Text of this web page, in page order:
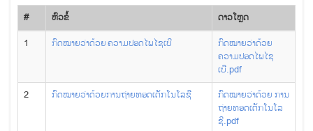
# ​ຫົວ​ຂໍ້
ດາວ​ໂຫຼດ
1
ກົດໝາຍວ່າດ້ວຍ ຄວາມປອດໄພໄຊເບີ
ກົດໝາຍວ່າດ້ວຍ
ຄວາມປອດໄພໄຊ
ເບີ.pdf
2
ກົດໝາຍວ່າດ້ວຍການຖ່າຍທອດເຕັກໂນໂລຊີ
ກົດໝາຍວ່າດ້ວຍ ການ
ຖ່າຍທອດເຕັກໂນໂລ
ຊີ.pdf